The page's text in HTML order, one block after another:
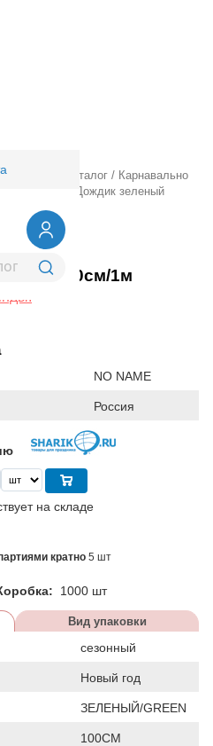
/ Оптовый каталог / Карнавально
Дождик зеленый
20см/1м
NO NAME
Россия
на складе
кратно 5 шт
1000 шт
Вид упаковки
сезонный
Новый год
ЗЕЛЕНЫЙ/GREEN
100СМ